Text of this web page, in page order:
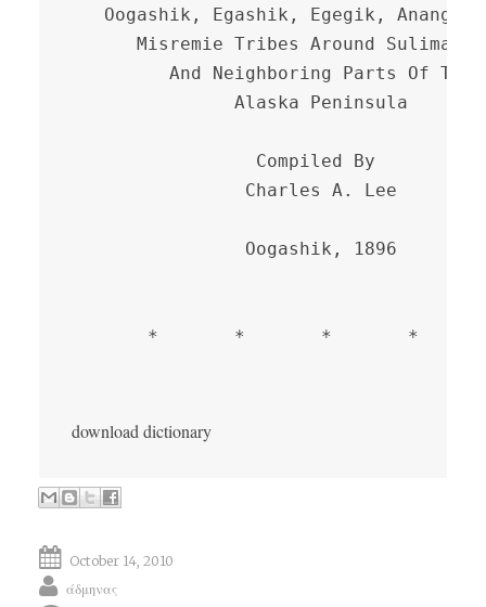
Oogashik, Egashik, Egegik,
Misremie Tribes Around Sulima
         And Neighboring Parts Of The
               Alaska Peninsula
                 Compiled By
                Charles A. Lee
                Oogashik, 1896
*       *       *       *
download dictionary
October 14, 2010
άδμηνας